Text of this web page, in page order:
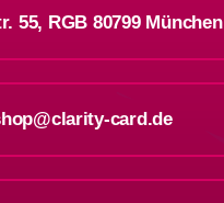
55, RGB 80799 München
card.de